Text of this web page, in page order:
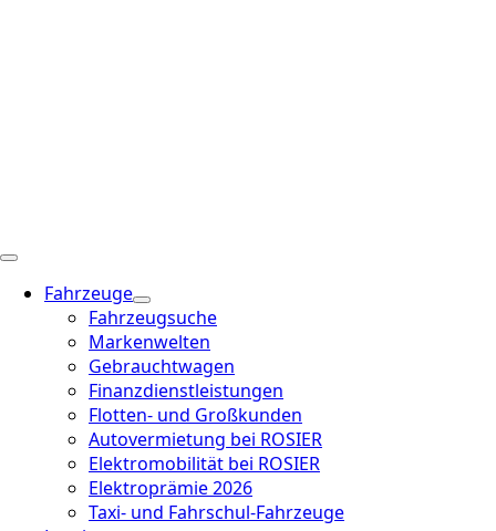
Fahrzeuge
Fahrzeugsuche
Markenwelten
Gebrauchtwagen
Finanzdienstleistungen
Flotten- und Großkunden
Autovermietung bei ROSIER
Elektromobilität bei ROSIER
Elektroprämie 2026
Taxi- und Fahrschul-Fahrzeuge